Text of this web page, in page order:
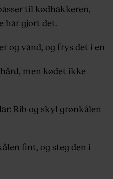
til kødhakkeren,
har gjort det.
og vand, og frys det i en
men kødet ikke
Rib og skyl grønkålen
fint, og steg den i